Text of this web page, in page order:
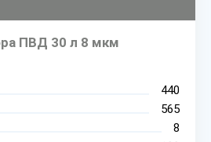
ПВД 30 л 8 мкм
440
565
8